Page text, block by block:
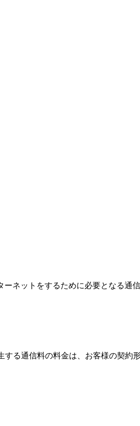
ネットをするために必要となる通
る通信料の料金は、お客様の契約